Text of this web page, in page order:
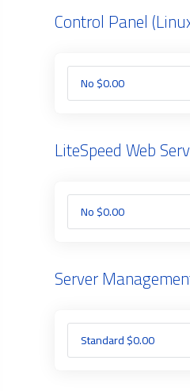
Control Panel
LiteSpeed Web
Server